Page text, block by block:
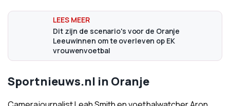
Dit zijn de scenario's voor de Oranje
Leeuwinnen om te overleven op EK
vrouwenvoetbal
Sportnieuws.nl in Oranje